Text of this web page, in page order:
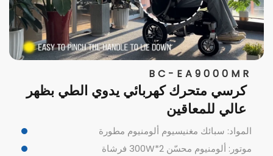
BC-EA9000MR
كرسي متحرك كهربائي يدوي الطي بظهر
عالي للمعاقين
المواد: سبائك مغنيسيوم ألومنيوم مطورة
موتور: ألومنيوم محسّن 300W*2 فرشاة